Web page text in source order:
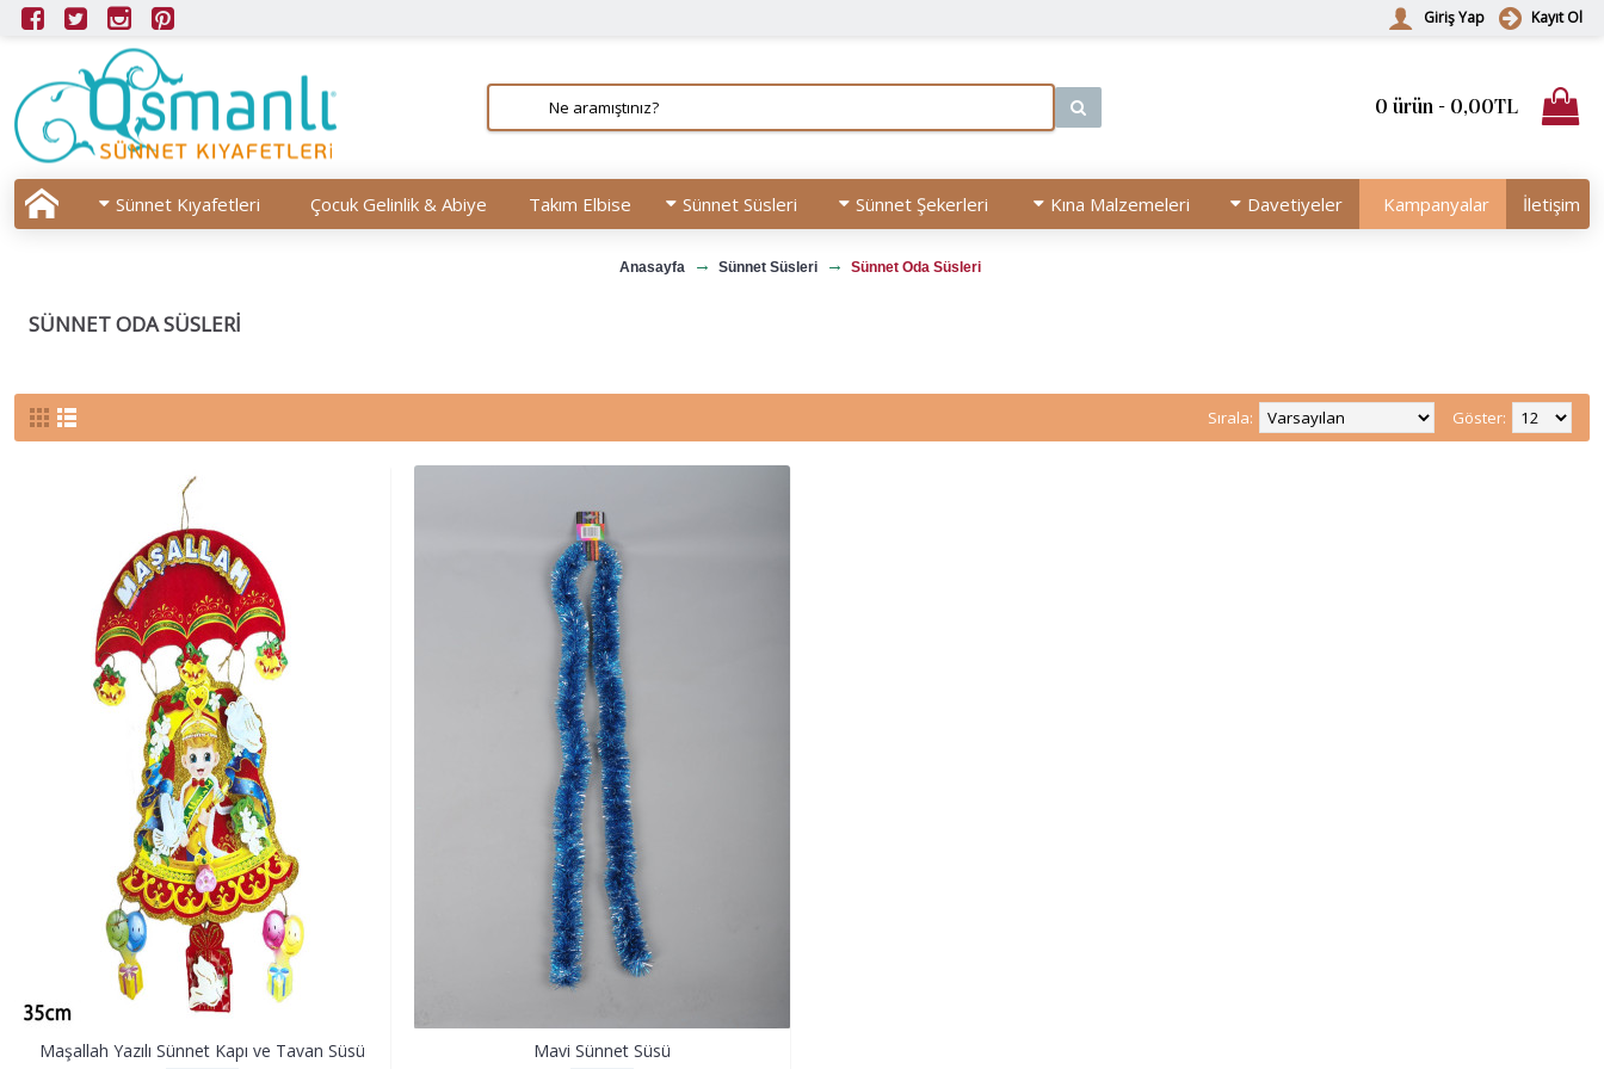
Giriş Yap Kayıt Ol
0 ürün - 0,00TL
Sünnet Kıyafetleri Çocuk Gelinlik & Abiye Takım Elbise Sünnet Süsleri Sünnet Şekerleri Kına Malzemeleri Davetiyeler Kampanyalar İletişim
Anasayfa Sünnet Süsleri Sünnet Oda Süsleri
SÜNNET ODA SÜSLERI
Göster:
Sırala:
Maşallah Yazılı Sünnet Kapı ve Tavan Süsü Mavi Sünnet Süsü